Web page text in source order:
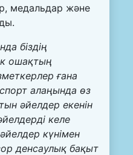
медальдар және
біздің
ошақтың
ғана
алаңында өз
әйелдер екенін
келе
күнімен
денсаулық бақыт